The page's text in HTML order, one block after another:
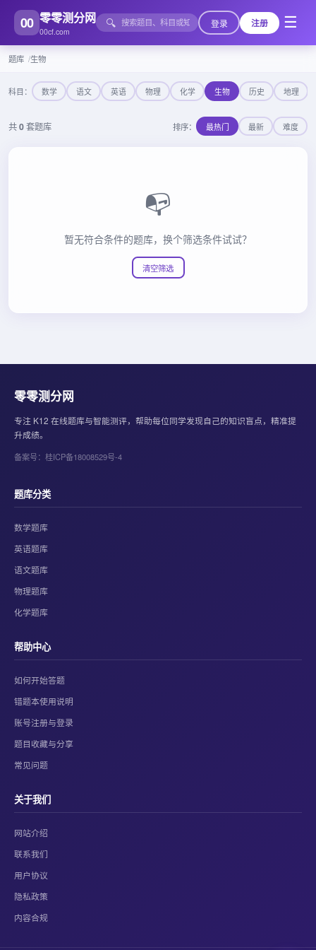
00 零零测分网
00cf.com
🔍 登录 注册 ☰
题库 生物
科目： 数学 语文 英语 物理 化学 生物 历史 地理
共0套题库 排序： 最热门 最新 难度
📭
暂无符合条件的题库，换个筛选条件试试？
清空筛选
零零测分网
专注 K12 在线题库与智能测评，帮助每位同学发现自己的知识盲点，精准提
升成绩。
备案号：桂ICP备18008529号-4
题库分类
数学题库
英语题库
语文题库
物理题库
化学题库
帮助中心
如何开始答题
错题本使用说明
账号注册与登录
题目收藏与分享
常见问题
关于我们
网站介绍
联系我们
用户协议
隐私政策
内容合规